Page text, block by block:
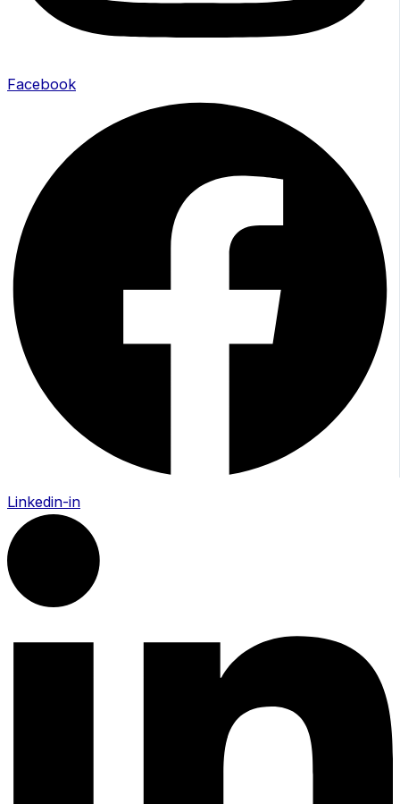
Facebook
Linkedin-in